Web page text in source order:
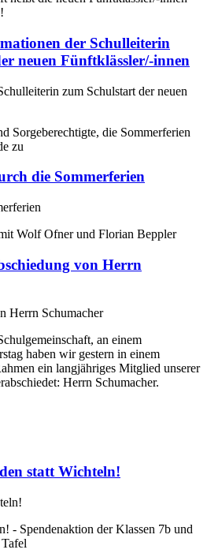
der Schulleiterin
neuen Fünftklässler/-innen
Sorgeberechtigte, die Sommerferien
zu
die Sommerferien
Wolf Ofner und Florian Beppler
von Herrn
an einem
haben wir gestern in einem
ein langjähriges Mitglied unserer
Herrn Schumacher.
statt Wichteln!
- Spendenaktion der Klassen 7b und